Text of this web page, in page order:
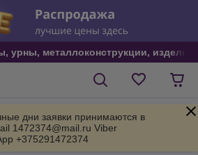
урны, металлоконструкции,
дни заявки принимаются в
1472374@mail.ru Viber
+375291472374